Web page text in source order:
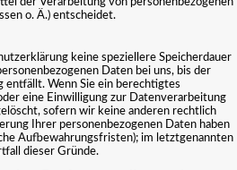
o. Ä.) entscheidet.
keine speziellere Speicherdauer
Daten bei uns, bis der
Wenn Sie ein berechtigtes
eine Einwilligung zur Datenverarbeitung
sofern wir keine anderen rechtlich
Ihrer personenbezogenen Daten haben
Aufbewahrungsfristen); im letztgenannten
dieser Gründe.